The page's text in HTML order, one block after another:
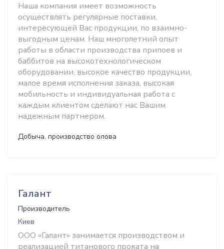
Наша компания имеет возможность
осуществлять регулярные поставки,
интересующей Вас продукции, по взаимно-
выгодным ценам. Наш многолетний опыт
работы в области производства припоев и
баббитов на высокотехнологическом
оборудовании, высокое качество продукции,
малое время исполнения заказа, высокая
мобильность и индивидуальная работа с
каждым клиентом сделают нас Вашим
надежным партнером.
Добыча, производство олова
Галант
Производитель
Киев
ООО «Галант» занимается производством и
реализацией титанового проката на